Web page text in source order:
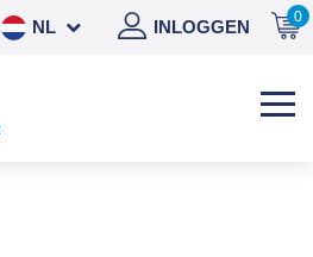
0
INLOGGEN
NL